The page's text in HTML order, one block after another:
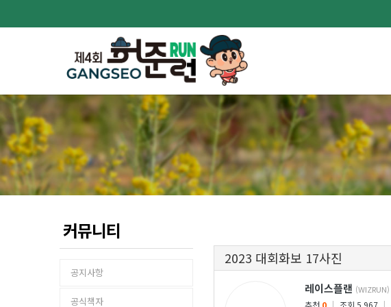
커뮤니티
공지사항
공식책자
2023 대회화보 17사진
레이스플랜 (WIZRUN)
추천 0 | 조회 5,967 |